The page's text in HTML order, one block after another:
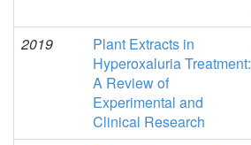
2019
Plant Extracts in
Hyperoxaluria Treatment:
A Review of
Experimental and
Clinical Research